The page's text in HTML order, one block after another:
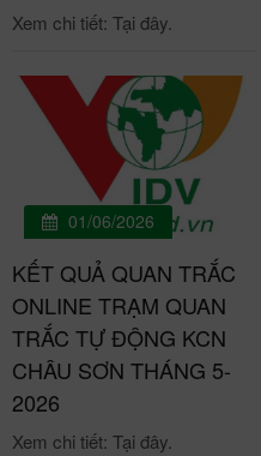
Xem chi tiết: Tại đây.
01/06/2026
KẾT QUẢ QUAN TRẮC
ONLINE TRẠM QUAN
TRẮC TỰ ĐỘNG KCN
CHÂU SƠN THÁNG 5-
2026
Xem chi tiết: Tại đây.